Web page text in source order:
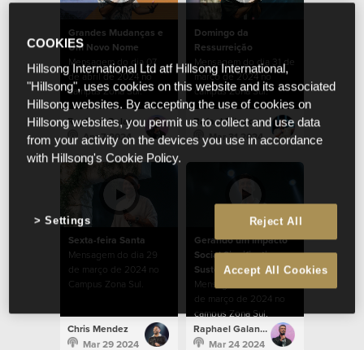
Grandes Mudanças e
Um Novo Nome
Mensagem do dia 07
de abril de 2024 no
campus Zona Sul.
Raphael Galante
Apr 7 2024
Domingo da
Ressurreição
Mensagem do dia 31 de
março de 2024 no
campus Zona Sul.
Rafael Bitencourt
Mar 31 2024
Sexta-feira Santa
Mensagem do dia 29
de março de 2024 no
Campus Zona Sul.
Chris Mendez
Mar 29 2024
Gerando um Impacto
Social Significativo e
Sustentável
Mensagem do dia 24
de março de 2024 no
campus Zona Sul.
Raphael Galante
Mar 24 2024
COOKIES
Hillsong International Ltd atf Hillsong International,
"Hillsong", uses cookies on this website and its associated
Hillsong websites. By accepting the use of cookies on
Hillsong websites, you permit us to collect and use data
from your activity on the devices you use in accordance
with Hillsong's Cookie Policy.
Reject All
Accept All Cookies
Settings